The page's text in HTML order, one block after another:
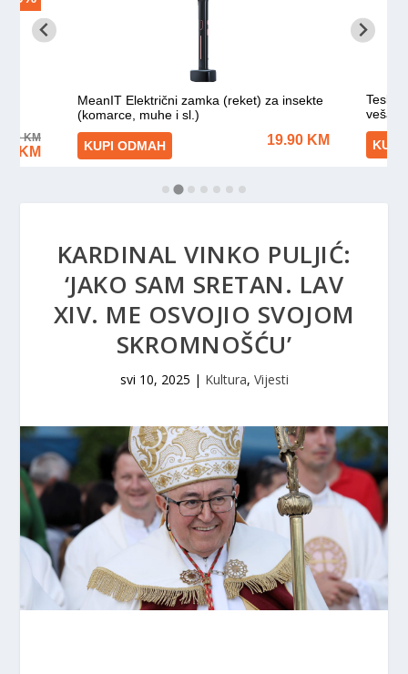
KARDINAL VINKO PULJIĆ:
‘JAKO SAM SRETAN. LAV
XIV. ME OSVOJIO SVOJOM
SKROMNOŠĆU’
svi 10, 2025 | Kultura, Vijesti